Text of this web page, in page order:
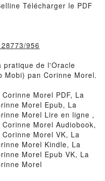
Télécharger le PDF
956
pratique de l'Oracle
Mobi) pan Corinne Morel.
Morel PDF, La
Morel Epub, La
Morel Lire en ligne ,
Morel Audiobook,
Morel VK, La
Morel Kindle, La
Morel Epub VK, La
Morel